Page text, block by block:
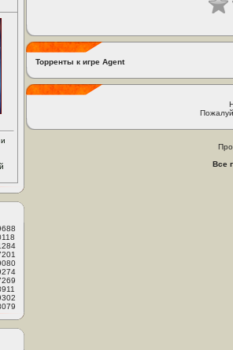
Торренты к игре Agent
Все